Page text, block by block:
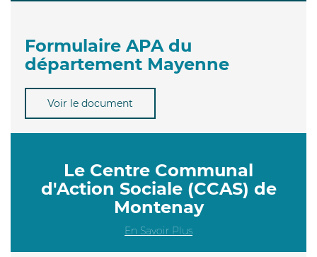
Formulaire APA du
département Mayenne
Voir le document
Le Centre Communal
d'Action Sociale (CCAS) de
Montenay
En Savoir Plus